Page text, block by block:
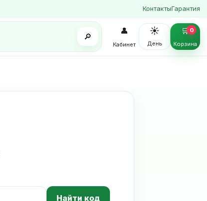
КонтактыГарантия
🔎
👤
Кабинет
☀️
День
🛒
Корзина
0
Найти код